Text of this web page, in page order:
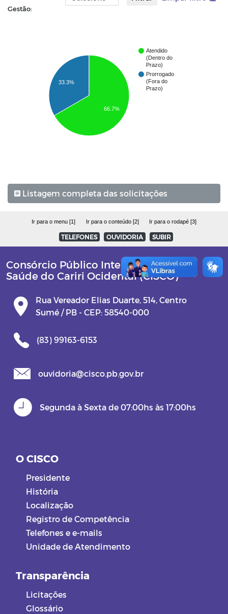
Gestão:
Atendido
(Dentro do
Prazo)
Prorrogado
(Fora do
Prazo)
33.3%
66.7%
Listagem completa das solicitações
Ir para o menu [1] Ir para o conteúdo [2] Ir para o rodapé [3]
TELEFONES OUVIDORIA SUBIR
Consórcio Público Intermunicipal de
Saúde do Cariri Ocidental (CISCO)
Rua Vereador Elias Duarte, 514, Centro
Sumé / PB - CEP: 58540-000
(83) 99163-6153
ouvidoria@cisco.pb.gov.br
Segunda à Sexta de 07:00hs às 17:00hs
O CISCO
Presidente
História
Localização
Registro de Competência
Telefones e e-mails
Unidade de Atendimento
Transparência
Licitações
Glossário